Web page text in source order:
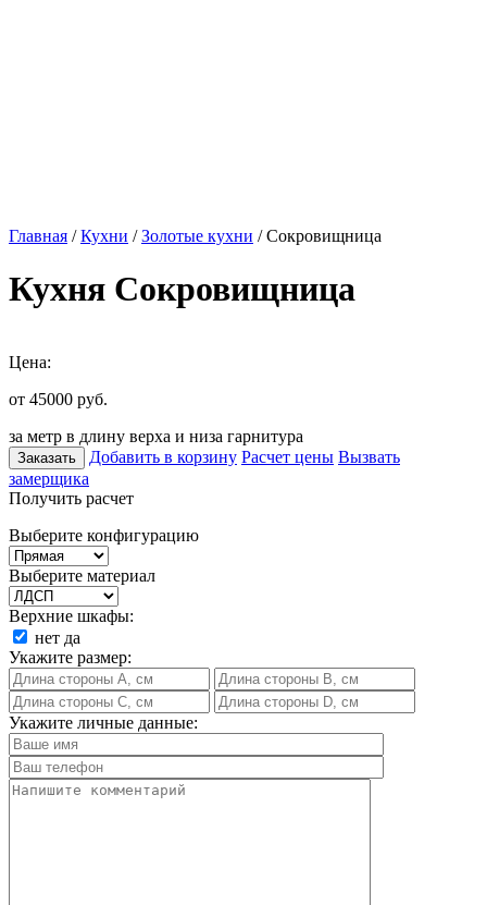
Главная /Кухни /Золотые кухни / Сокровищница
Кухня Сокровищница
Цена:
от 45000 руб.
за метр в длину верха и низа гарнитура
Заказать Добавить в корзину Расчет цены Вызвать
замерщика
Получить расчет
Выберите конфигурацию
Выберите материал
Верхние шкафы:
нет да
Укажите размер:
Укажите личные данные: